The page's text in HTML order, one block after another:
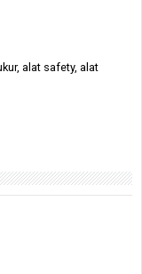
alat safety, alat